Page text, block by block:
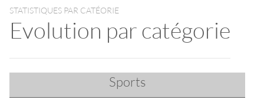
STATISTIQUES PAR CATÉORIE
Evolution par catégorie
Sports